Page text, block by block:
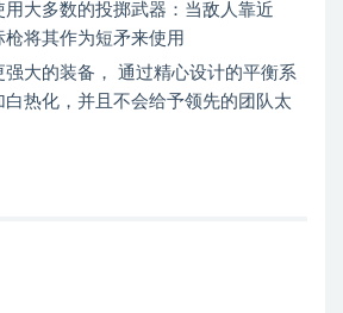
用大多数的投掷武器：当敌人靠近
枪将其作为短矛来使用
强大的装备， 通过精心设计的平衡系
白热化，并且不会给予领先的团队太